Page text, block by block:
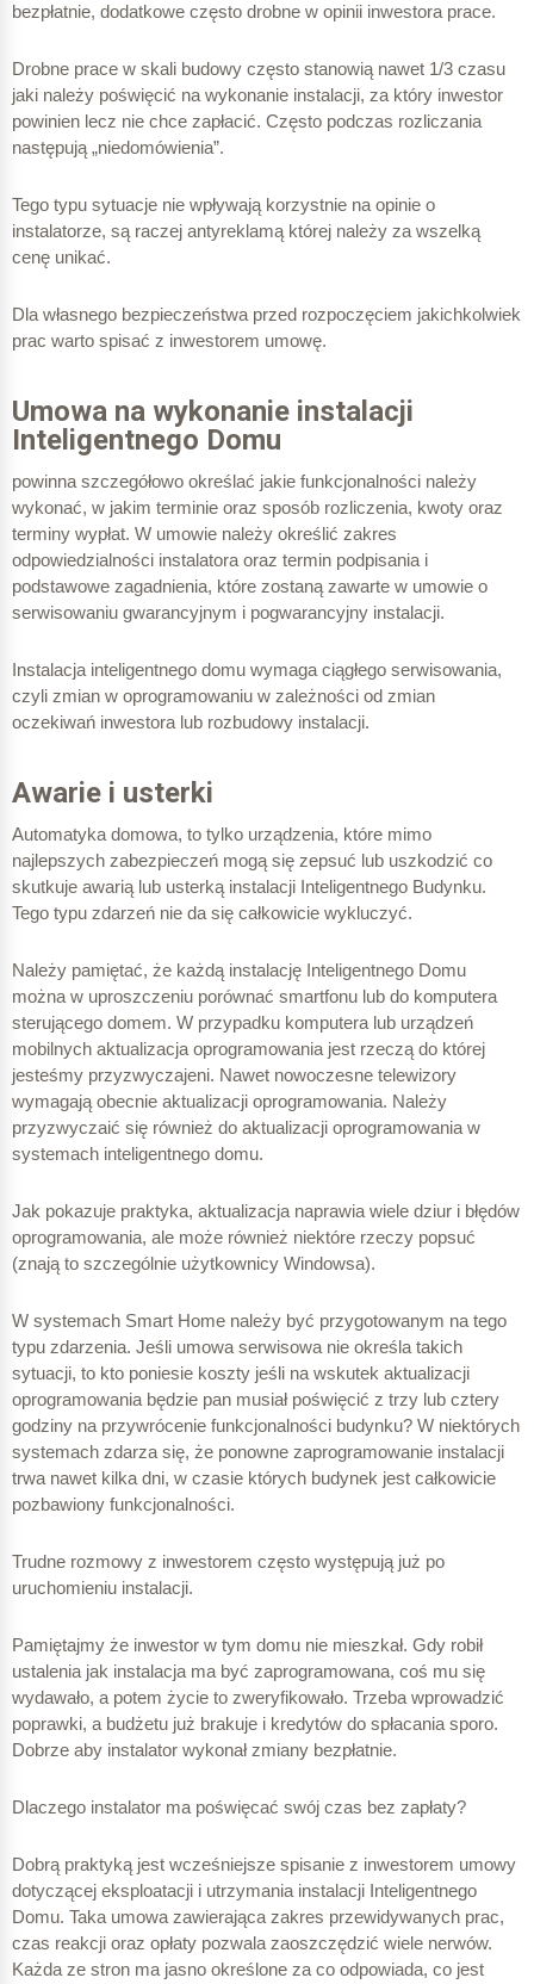
bezpłatnie, dodatkowe często drobne w opinii inwestora prace.
Drobne prace w skali budowy często stanowią nawet 1/3 czasu
jaki należy poświęcić na wykonanie instalacji, za który inwestor
powinien lecz nie chce zapłacić. Często podczas rozliczania
następują „niedomówienia”.
Tego typu sytuacje nie wpływają korzystnie na opinie o
instalatorze, są raczej antyreklamą której należy za wszelką
cenę unikać.
Dla własnego bezpieczeństwa przed rozpoczęciem jakichkolwiek
prac warto spisać z inwestorem umowę.
Umowa na wykonanie instalacji
Inteligentnego Domu
powinna szczegółowo określać jakie funkcjonalności należy
wykonać, w jakim terminie oraz sposób rozliczenia, kwoty oraz
terminy wypłat. W umowie należy określić zakres
odpowiedzialności instalatora oraz termin podpisania i
podstawowe zagadnienia, które zostaną zawarte w umowie o
serwisowaniu gwarancyjnym i pogwarancyjny instalacji.
Instalacja inteligentnego domu wymaga ciągłego serwisowania,
czyli zmian w oprogramowaniu w zależności od zmian
oczekiwań inwestora lub rozbudowy instalacji.
Awarie i usterki
Automatyka domowa, to tylko urządzenia, które mimo
najlepszych zabezpieczeń mogą się zepsuć lub uszkodzić co
skutkuje awarią lub usterką instalacji Inteligentnego Budynku.
Tego typu zdarzeń nie da się całkowicie wykluczyć.
Należy pamiętać, że każdą instalację Inteligentnego Domu
można w uproszczeniu porównać smartfonu lub do komputera
sterującego domem. W przypadku komputera lub urządzeń
mobilnych aktualizacja oprogramowania jest rzeczą do której
jesteśmy przyzwyczajeni. Nawet nowoczesne telewizory
wymagają obecnie aktualizacji oprogramowania. Należy
przyzwyczaić się również do aktualizacji oprogramowania w
systemach inteligentnego domu.
Jak pokazuje praktyka, aktualizacja naprawia wiele dziur i błędów
oprogramowania, ale może również niektóre rzeczy popsuć
(znają to szczególnie użytkownicy Windowsa).
W systemach Smart Home należy być przygotowanym na tego
typu zdarzenia. Jeśli umowa serwisowa nie określa takich
sytuacji, to kto poniesie koszty jeśli na wskutek aktualizacji
oprogramowania będzie pan musiał poświęcić z trzy lub cztery
godziny na przywrócenie funkcjonalności budynku? W niektórych
systemach zdarza się, że ponowne zaprogramowanie instalacji
trwa nawet kilka dni, w czasie których budynek jest całkowicie
pozbawiony funkcjonalności.
Trudne rozmowy z inwestorem często występują już po
uruchomieniu instalacji.
Pamiętajmy że inwestor w tym domu nie mieszkał. Gdy robił
ustalenia jak instalacja ma być zaprogramowana, coś mu się
wydawało, a potem życie to zweryfikowało. Trzeba wprowadzić
poprawki, a budżetu już brakuje i kredytów do spłacania sporo.
Dobrze aby instalator wykonał zmiany bezpłatnie.
Dlaczego instalator ma poświęcać swój czas bez zapłaty?
Dobrą praktyką jest wcześniejsze spisanie z inwestorem umowy
dotyczącej eksploatacji i utrzymania instalacji Inteligentnego
Domu. Taka umowa zawierająca zakres przewidywanych prac,
czas reakcji oraz opłaty pozwala zaoszczędzić wiele nerwów.
Każda ze stron ma jasno określone za co odpowiada, co jest